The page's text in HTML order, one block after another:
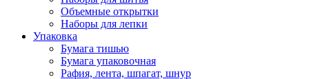
Объемные открытки
Наборы для лепки
Упаковка
Бумага тишью
Бумага упаковочная
Рафия, лента, шпагат, шнур